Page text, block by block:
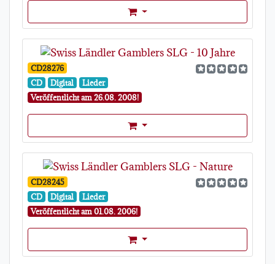
Format Auswahl Dropdown
CD28276
CD
Digital
Lieder
Veröffentlicht am 26.08. 2008!
Format Auswahl Dropdown
CD28245
CD
Digital
Lieder
Veröffentlicht am 01.08. 2006!
Format Auswahl Dropdown